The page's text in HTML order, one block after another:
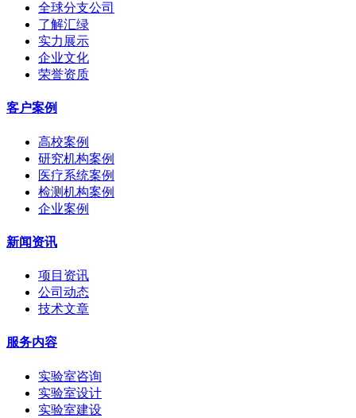
全球分支公司
了解汇绿
实力展示
企业文化
荣誉资质
客户案例
高校案例
研究机构案例
医疗系统案例
检测机构案例
企业案例
新闻资讯
项目资讯
公司动态
技术文章
服务内容
实验室咨询
实验室设计
实验室建设